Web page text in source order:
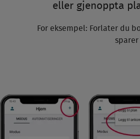
eller gjenoppta
For eksempel: Forlater du